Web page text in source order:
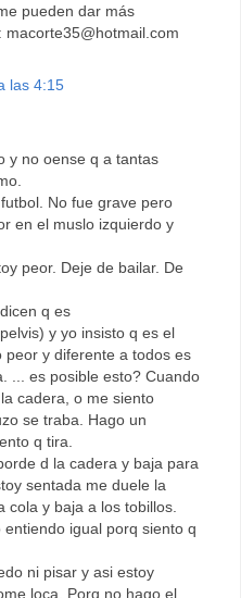
pueden dar más
las 4:15
y no oense q a tantas
No fue grave pero
en el muslo izquierdo y
peor. Deje de bailar. De
q es
y yo insisto q es el
peor y diferente a todos es
... es posible esto? Cuando
cadera, o me siento
se traba. Hago un
q tira.
d la cadera y baja para
sentada me duele la
cola y baja a los tobillos.
igual porq siento q
ni pisar y asi estoy
loca. Porq no hago el